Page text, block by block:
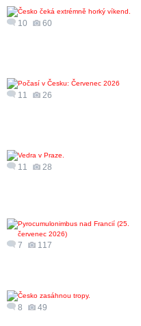
10 60
11 26
11 28
7 117
8 49